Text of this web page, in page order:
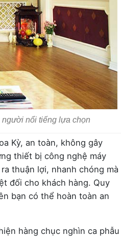
người nổi tiếng lựa chọn
Kỳ, an toàn, không gây
thiết bị công nghệ máy
thuận lợi, nhanh chóng mà
đối cho khách hàng. Quy
bạn có thể hoàn toàn an
hàng chục nghìn ca phẫu